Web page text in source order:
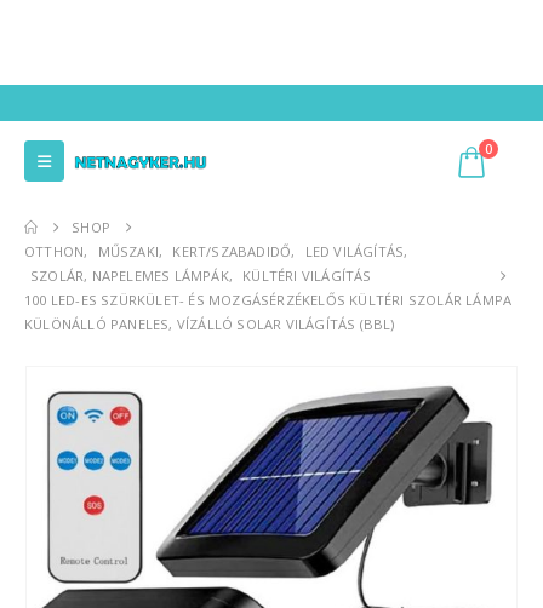
0
SHOP
OTTHON, MŰSZAKI, KERT/SZABADIDŐ, LED VILÁGÍTÁS,
SZOLÁR, NAPELEMES LÁMPÁK,
KÜLTÉRI VILÁGÍTÁS
100 LED-ES SZÜRKÜLET- ÉS MOZGÁSÉRZÉKELŐS KÜLTÉRI SZOLÁR LÁMPA
KÜLÖNÁLLÓ PANELES, VÍZÁLLÓ SOLAR VILÁGÍTÁS (BBL)